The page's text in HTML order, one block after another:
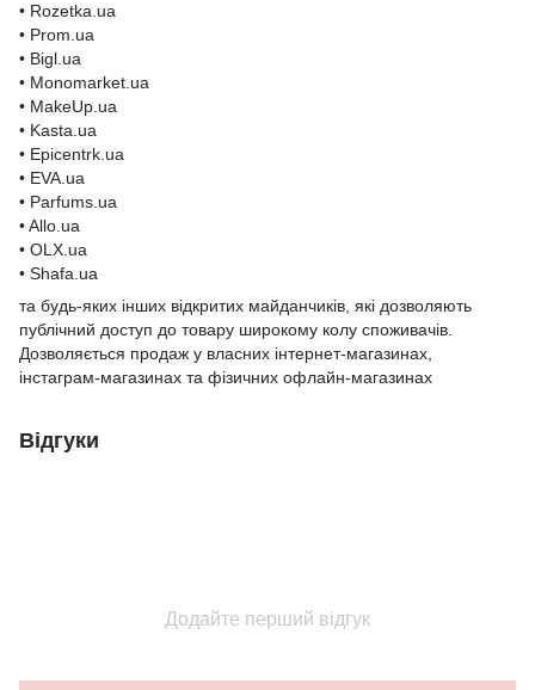
• Rozetka.ua
• Prom.ua
• Bigl.ua
• Monomarket.ua
• MakeUp.ua
• Kasta.ua
• Epicentrk.ua
• EVA.ua
• Parfums.ua
• Allo.ua
• OLX.ua
• Shafa.ua
та будь-яких інших відкритих майданчиків, які дозволяють
публічний доступ до товару широкому колу споживачів.
Дозволяється продаж у власних інтернет-магазинах,
інстаграм-магазинах та фізичних офлайн-магазинах
Відгуки
Додайте перший відгук